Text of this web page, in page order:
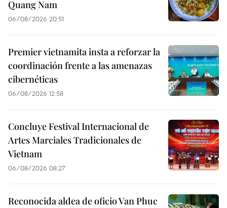
Quang Nam
06/08/2026 20:51
Premier vietnamita insta a reforzar la
coordinación frente a las amenazas
cibernéticas
06/08/2026 12:58
Concluye Festival Internacional de
Artes Marciales Tradicionales de
Vietnam
06/08/2026 08:27
Reconocida aldea de oficio Van Phuc